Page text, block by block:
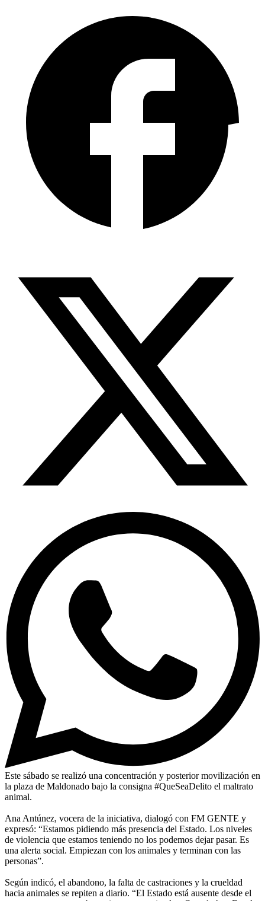
Este sábado se realizó una concentración y posterior movilización en
la plaza de Maldonado bajo la consigna #QueSeaDelito el maltrato
animal.
Ana Antúnez, vocera de la iniciativa, dialogó con FM GENTE y
expresó: “Estamos pidiendo más presencia del Estado. Los niveles
de violencia que estamos teniendo no los podemos dejar pasar. Es
una alerta social. Empiezan con los animales y terminan con las
personas”.
Según indicó, el abandono, la falta de castraciones y la crueldad
hacia animales se repiten a diario. “El Estado está ausente desde el